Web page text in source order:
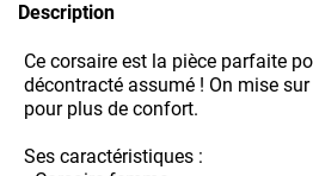
Description
Ce corsaire est la pièce parfaite
décontracté assumé ! On mise
pour plus de confort.
Ses caractéristiques :